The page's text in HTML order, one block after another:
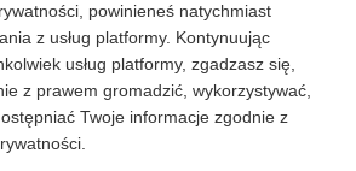
powinieneś natychmiast
z usług platformy. Kontynuując
usług platformy, zgadzasz się,
z prawem gromadzić, wykorzystywać,
Twoje informacje zgodnie z